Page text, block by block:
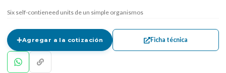
Six self-contieneed units de un simple organismos
Agregar a la cotización Ficha técnica